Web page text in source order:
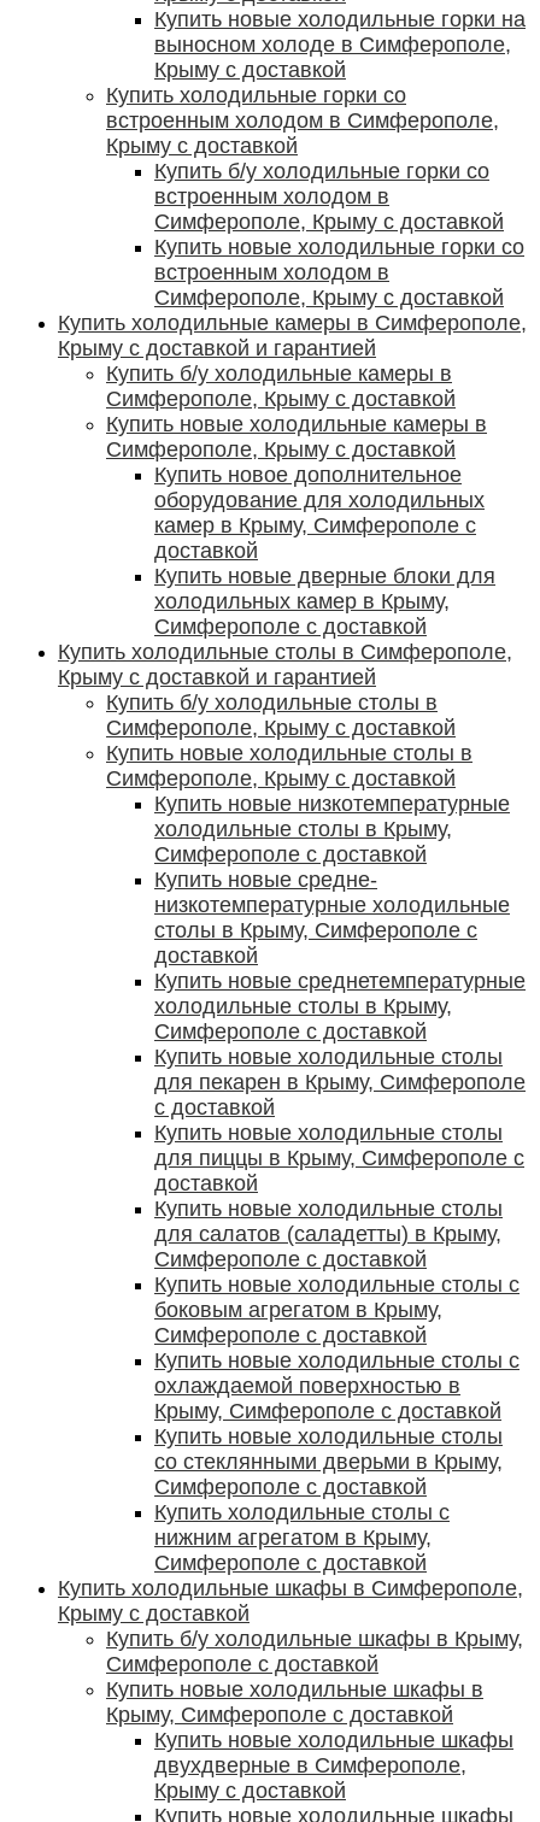
Купить новые холодильные горки на
выносном холоде в Симферополе,
Крыму с доставкой
Купить холодильные горки со
встроенным холодом в Симферополе,
Крыму с доставкой
Купить б/у холодильные горки со
встроенным холодом в
Симферополе, Крыму с доставкой
Купить новые холодильные горки со
встроенным холодом в
Симферополе, Крыму с доставкой
Купить холодильные камеры в Симферополе,
Крыму с доставкой и гарантией
Купить б/у холодильные камеры в
Симферополе, Крыму с доставкой
Купить новые холодильные камеры в
Симферополе, Крыму с доставкой
Купить новое дополнительное
оборудование для холодильных
камер в Крыму, Симферополе с
доставкой
Купить новые дверные блоки для
холодильных камер в Крыму,
Симферополе с доставкой
Купить холодильные столы в Симферополе,
Крыму с доставкой и гарантией
Купить б/у холодильные столы в
Симферополе, Крыму с доставкой
Купить новые холодильные столы в
Симферополе, Крыму с доставкой
Купить новые низкотемпературные
холодильные столы в Крыму,
Симферополе с доставкой
Купить новые средне-
низкотемпературные холодильные
столы в Крыму, Симферополе с
доставкой
Купить новые среднетемпературные
холодильные столы в Крыму,
Симферополе с доставкой
Купить новые холодильные столы
для пекарен в Крыму, Симферополе
с доставкой
Купить новые холодильные столы
для пиццы в Крыму, Симферополе с
доставкой
Купить новые холодильные столы
для салатов (саладетты) в Крыму,
Симферополе с доставкой
Купить новые холодильные столы с
боковым агрегатом в Крыму,
Симферополе с доставкой
Купить новые холодильные столы с
охлаждаемой поверхностью в
Крыму, Симферополе с доставкой
Купить новые холодильные столы
со стеклянными дверьми в Крыму,
Симферополе с доставкой
Купить холодильные столы с
нижним агрегатом в Крыму,
Симферополе с доставкой
Купить холодильные шкафы в Симферополе,
Крыму с доставкой
Купить б/у холодильные шкафы в Крыму,
Симферополе с доставкой
Купить новые холодильные шкафы в
Крыму, Симферополе с доставкой
Купить новые холодильные шкафы
двухдверные в Симферополе,
Крыму с доставкой
Купить новые холодильные шкафы